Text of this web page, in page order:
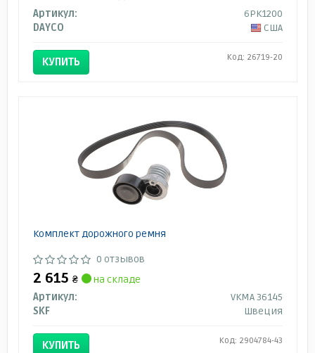
Артикул:
6PK1200
DAYCO
США
КУПИТЬ Код: 26719-20
Комплект дорожного ремня
0 отзывов
2 615 ₴
на складе
Артикул:
VKMA 36145
SKF
Швеция
КУПИТЬ Код: 2904784-43